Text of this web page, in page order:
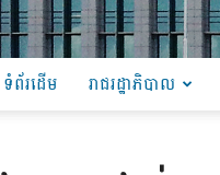
ទំព័រដើម រាជរដ្ឋាភិបាល